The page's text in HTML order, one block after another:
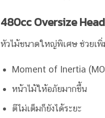
480cc Oversize Head
หัวไม้ขนาดใหญ่พิเศษ ช่วยเ
Moment of Inertia
หน้าไม้ให้อภัยมากขึ้น
ตีไม่เต็มก็ยังได้ระยะ